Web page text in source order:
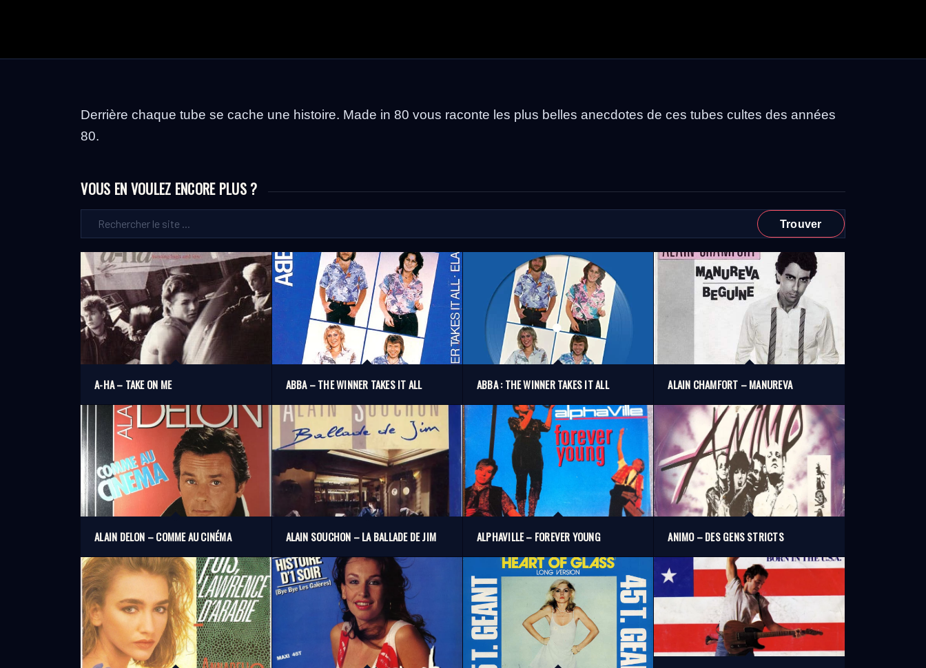
Derrière chaque tube se cache une histoire. Made in 80 vous raconte les plus belles anecdotes de ces tubes cultes des années
80.
VOUS EN VOULEZ ENCORE PLUS ?
A-HA – TAKE ON ME ABBA – THE WINNER TAKES IT ALL ABBA : THE WINNER TAKES IT ALL ALAIN CHAMFORT – MANUREVA
ALAIN DELON – COMME AU CINÉMA ALAIN SOUCHON – LA BALLADE DE JIM ALPHAVILLE – FOREVER YOUNG ANIMO – DES GENS STRICTS